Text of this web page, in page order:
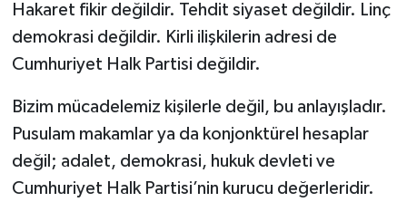
Hakaret fikir değildir. Tehdit siyaset değildir. Linç
demokrasi değildir. Kirli ilişkilerin adresi de
Cumhuriyet Halk Partisi değildir.
Bizim mücadelemiz kişilerle değil, bu anlayışladır.
Pusulam makamlar ya da konjonktürel hesaplar
değil; adalet, demokrasi, hukuk devleti ve
Cumhuriyet Halk Partisi’nin kurucu değerleridir.